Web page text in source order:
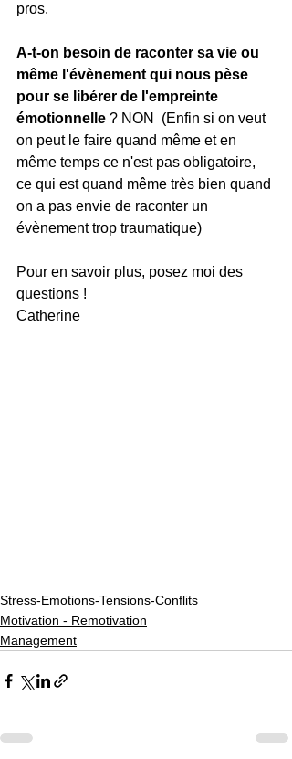
pros.
A-t-on besoin de raconter sa vie ou
même l'évènement qui nous pèse
pour se libérer de l'empreinte
émotionnelle ? NON  (Enfin si on veut
on peut le faire quand même et en
même temps ce n'est pas obligatoire,
ce qui est quand même très bien quand
on a pas envie de raconter un
évènement trop traumatique)
Pour en savoir plus, posez moi des
questions !
Catherine
Stress-Emotions-Tensions-Conflits
Motivation - Remotivation
Management